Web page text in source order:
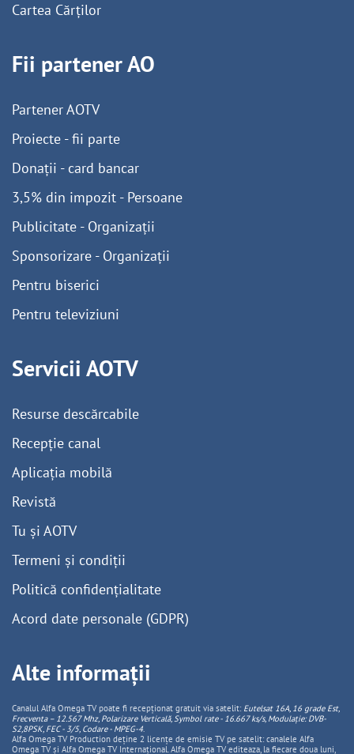
Cartea Cărților
Fii partener AO
Partener AOTV
Proiecte - fii parte
Donații - card bancar
3,5% din impozit - Persoane
Publicitate - Organizații
Sponsorizare - Organizații
Pentru biserici
Pentru televiziuni
Servicii AOTV
Resurse descărcabile
Recepție canal
Aplicația mobilă
Revistă
Tu și AOTV
Termeni și condiții
Politică confidențialitate
Acord date personale (GDPR)
Alte informații
Canalul Alfa Omega TV poate fi recepționat gratuit via satelit: Eutelsat 16A, 16 grade Est,
Frecventa – 12.567 Mhz, PolarizareVerticală, Symbol rate - 16.667 ks/s, Modulație: DVB-
S2,8PSK, FEC - 3/5, Codare - MPEG-4.
Alfa Omega TV Production deține 2 licențe de emisie TV pe satelit: canalele Alfa
Omega TV și Alfa Omega TV Internațional. Alfa Omega TV editeaza, la fiecare doua luni,